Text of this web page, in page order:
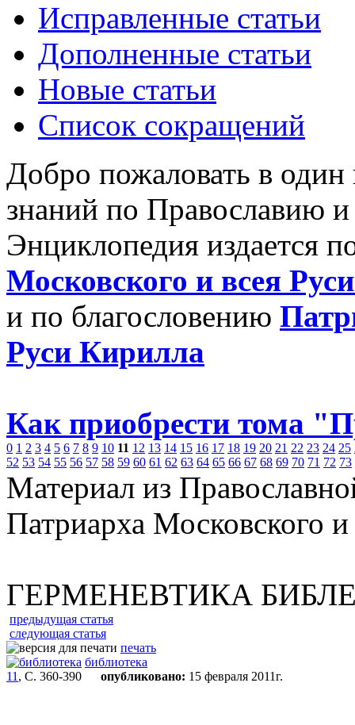
Исправленные статьи
Дополненные статьи
Новые статьи
Список сокращений
Добро пожаловать в
знаний по Православию
Энциклопедия издается
Московского и всея
и по благословению
Руси Кирилла
Как приобрести тома
0 1 2 3 4 5 6 7 8 9 10 11 12 13 14 15 16 17 18 19 20 21 22 23 24 25
52 53 54 55 56 57 58 59 60 61 62 63 64 65 66 67 68 69 70 71 72 73
Материал из
Патриарха Московского
ГЕРМЕНЕВТИКА
предыдущая статья
следующая статья
печать
библиотека
11 , С. 360-390 опубликовано: 15 февраля 2011г.